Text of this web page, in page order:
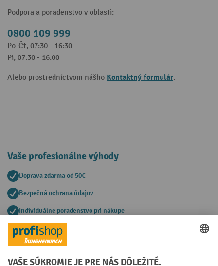
Podpora a poradenstvo v oblasti:
0800 109 999
Po-Čt, 07:30 - 16:30
Pi, 07:30 - 16:00
Alebo prostredníctvom nášho Kontaktný formulár.
Vaše profesionálne výhody
Doprava zdarma od 50€
Bezpečná ochrana údajov
Individuálne poradenstvo pri nákupe
Spôsoby platby